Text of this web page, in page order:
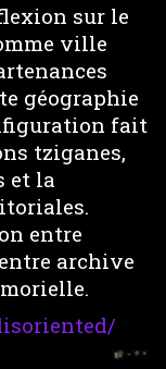
sur le
ville
géographie
fait
tziganes,
et la
entre
archive